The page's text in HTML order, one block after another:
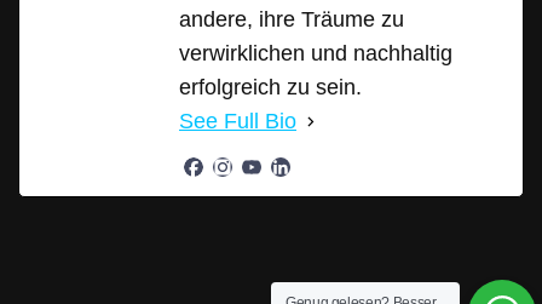
andere, ihre Träume zu
verwirklichen und nachhaltig
erfolgreich zu sein.
See Full Bio